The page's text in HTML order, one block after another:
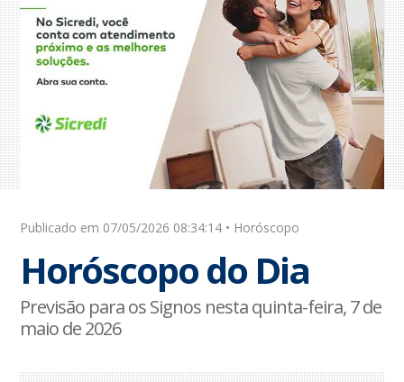
Publicado em 07/05/2026 08:34:14 • Horóscopo
Horóscopo do Dia
Previsão para os Signos nesta quinta-feira, 7 de
maio de 2026